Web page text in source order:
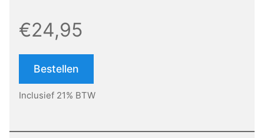
€24,95
Bestellen
Inclusief 21% BTW